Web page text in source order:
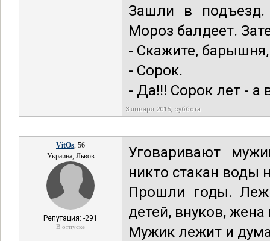
Зашли в
Мороз балдеет.
- Скажите,
- Сорок.
- Да!!! Сорок лет - а
3 января 2015, суббота
VitOs, 56
Украина, Львов
Репутация: -291
В отпуске
Уговаривают
никто стакан воды
Прошли годы.
детей, внуков,
Мужик лежит и